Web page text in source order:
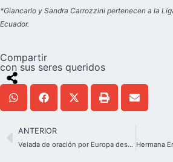
*Giancarlo y Sandra Carrozzini pertenecen a la
Ecuador.
Compartir
con sus seres queridos
ANTERIOR
Velada de oración por Europa desde el Congreso Internacional de Familias en Austria